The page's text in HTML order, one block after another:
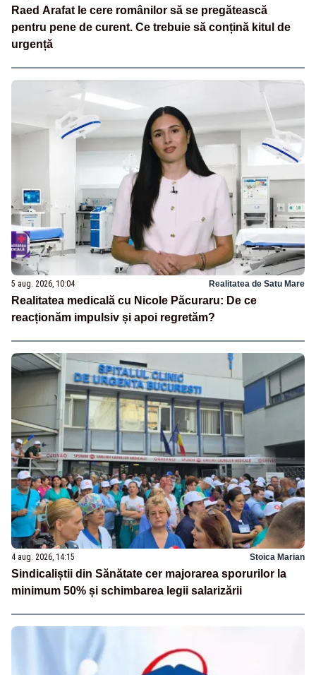
Raed Arafat le cere românilor să se pregătească
pentru pene de curent. Ce trebuie să conțină kitul de
urgență
5 aug. 2026, 10:04 Realitatea de Satu Mare
Realitatea medicală cu Nicole Păcuraru: De ce
reacționăm impulsiv și apoi regretăm?
4 aug. 2026, 14:15 Stoica Marian
Sindicaliștii din Sănătate cer majorarea sporurilor la
minimum 50% și schimbarea legii salarizării